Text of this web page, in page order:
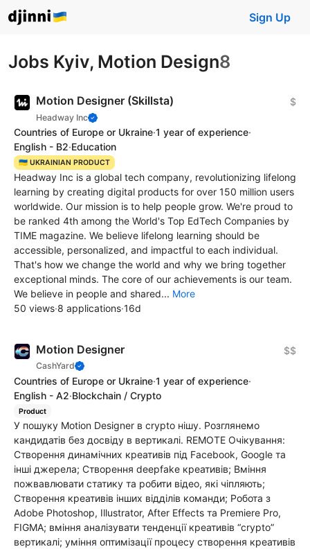
Sign Up
Jobs Kyiv, Motion Design8
Motion Designer (Skillsta)
Headway Inc
$
Countries of Europe or Ukraine·1 year of experience·
English - B2·Education
🇺🇦 UKRAINIAN PRODUCT
Headway Inc is a global tech company, revolutionizing lifelong
learning by creating digital products for over 150 million users
worldwide. Our mission is to help people grow. We're proud to
be ranked 4th among the World's Top EdTech Companies by
TIME magazine. We believe lifelong learning should be
accessible, personalized, and impactful to each individual.
That's how we change the world and why we bring together
exceptional minds. The core of our achievements is our team.
We believe in people and shared... More
50 views·8 applications·16d
Motion Designеr
CashYard
$$
Countries of Europe or Ukraine·1 year of experience·
English - A2·Blockchain / Crypto
Product
У пошуку Motion Designеr в сrypto нішу. Розглянемо
кандидатів без досвіду в вертикалі. REMOTE Очікування:
Створення динамічних креативів під Facebook, Google та
інші джерела; Створення deepfake креативів; Вміння
пожвавлювати статику та робити відео, які чіпляють;
Створення креативів інших відділів команди; Робота з
Adobe Photoshop, Illustrator, After Effects та Premiere Pro,
FIGMA; вміння аналізувати тенденції креативів “crypto”
вертикалі; уміння оптимізації процесу створення креативів